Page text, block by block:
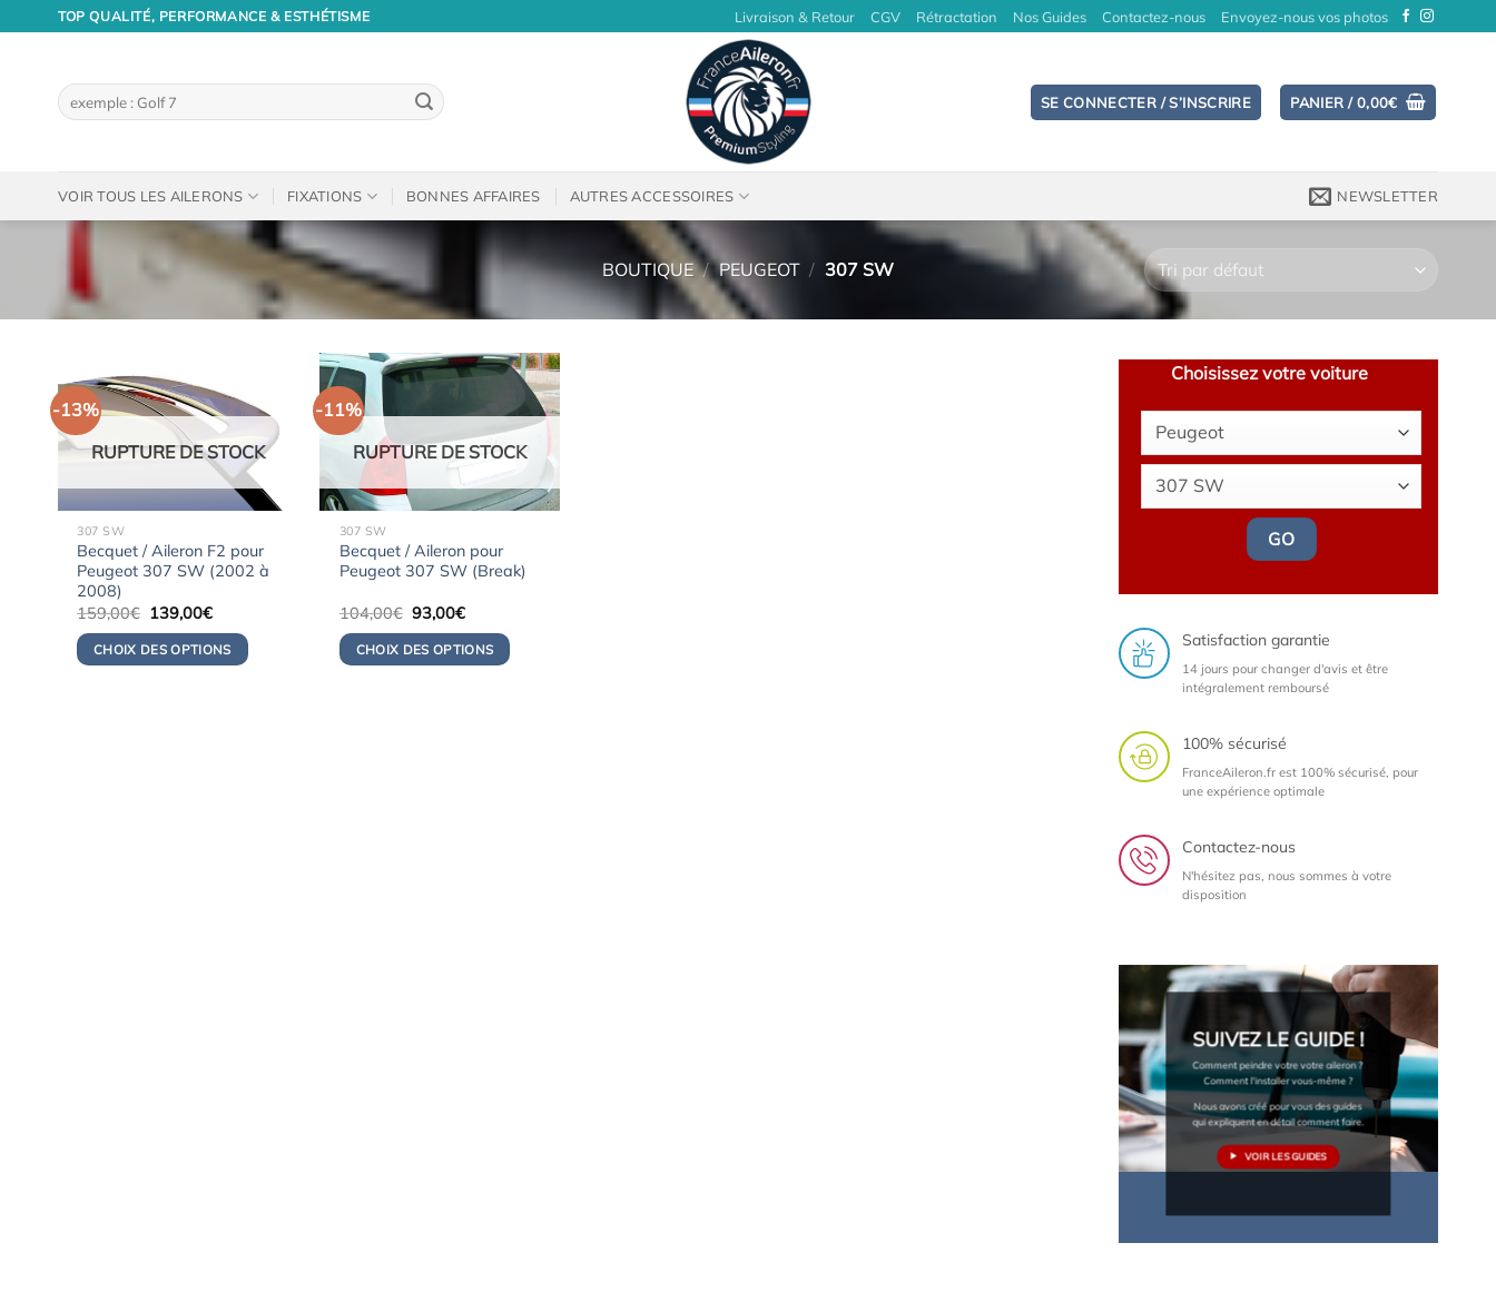
TOP QUALITÉ, PERFORMANCE & ESTHÉTISME Livraison & Retour CGV Rétractation Nos Guides Contactez-nous Envoyez-nous vos photos
Recherche
pour :
SE CONNECTER / S’INSCRIRE PANIER /0,00€
VOIR TOUS LES AILERONS FIXATIONS BONNES AFFAIRES AUTRES ACCESSOIRES NEWSLETTER
BOUTIQUE / PEUGEOT / 307 SW
-13%
RUPTURE DE STOCK
307 SW
Becquet / Aileron F2 pour
Peugeot 307 SW (2002 à
2008)
159,00€ Le
initial
était :
139,00€Le
actuel
est :
CHOIX DES OPTIONS
-11%
RUPTURE DE STOCK
307 SW
Becquet / Aileron pour
Peugeot 307 SW (Break)
104,00€ Le
prix
initial
était :
93,00€Le
actuel
est :
CHOIX DES OPTIONS
Choisissez votre voiture
GO
Satisfaction garantie
14 jours pour changer d'avis et être
intégralement remboursé
100% sécurisé
FranceAileron.fr est 100% sécurisé, pour
une expérience optimale
Contactez-nous
N'hésitez pas, nous sommes à votre
disposition
SUIVEZ LE GUIDE !
Comment peindre votre votre aileron ?
Comment l'installer vous-même ?
Nous avons créé pour vous des guides
qui expliquent en détail comment faire.
VOIR LES GUIDES